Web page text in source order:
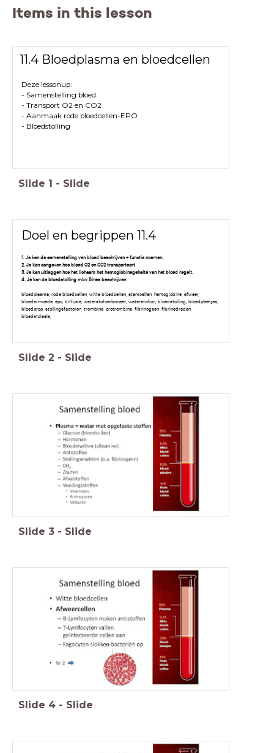
Items in this lesson
11.4 Bloedplasma en bloedcellen
Deze lessonup:
- Samenstelling bloed
- Transport O2 en CO2
- Aanmaak rode bloedcellen-EPO
- Bloedstolling
Slide 1 - Slide
Doel en begrippen 11.4
1. Je kan de samenstelling van bloed beschrijven + functie noemen.
2. Je kan aangeven hoe bloed O2 en CO2 transporteert
3. Je kan uitleggen hoe het lichaam het hemoglobinegehalte van het bloed regelt.
4. Je kan de bloedstolling mbv Binas beschrijven
bloedplasma, rode bloedcellen, witte bloedcellen, stamcellen, hemoglobine, afweer,
bloedarmoede, epo, diffusie, waterstofcarbonaat, waterstofion, bloedstolling, bloedplaatjes,
bloedprop, stollingsfactoren, trombine, protrombine, fibrinogeen, fibrinedraden,
bloedstolsels,
Slide 2 - Slide
Slide 3 - Slide
Slide 4 - Slide